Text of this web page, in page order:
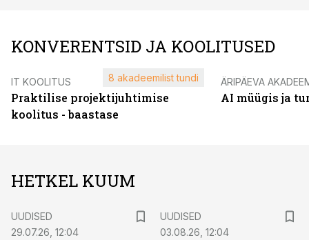
KONVERENTSID JA KOOLITUSED
IT KOOLITUS
Praktilise projektijuhtimise
koolitus - baastase
8 akadeemilist tundi ÄRIPÄEVA
AI müügis ja
HETKEL KUUM
UUDISED
29.07.26, 12:04
UUDISED
03.08.26, 12:04